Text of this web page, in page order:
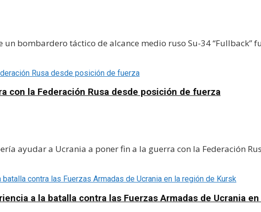
bombardero táctico de alcance medio ruso Su-34 “Fullback”
con la Federación Rusa desde posición de fuerza
ayudar a Ucrania a poner fin a la guerra con la Federación
a la batalla contra las Fuerzas Armadas de Ucrania